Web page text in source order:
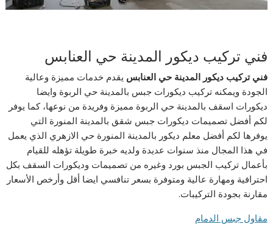
فني تركيب ديكور المدينة حي العنابس
فني تركيب ديكور المدينة حي العنابس يقدم خدمات مميزة وعالية
الجودة ويمكنه تركيب ديكورات جبس بالمدينة حي الربوة وايضا
ديكورات اسقف بالمدينة حي الربوة مميزة وفريدة من نوعها، كما يوفر
لكم أفضل تصميمات ديكورات جبس شقق بالمدينة المنورة التي
يوفرها لكم أفضل معلم ديكور بالمدينة المنورة حي الازهري الذي يعمل
في هذا المجال منذ سنوات عديدة ولديه خبرة طويلة تؤهله للقيام
بأعمال تركيب الجبس بورد وغيره من تصميمات وديكورات السقف بكل
احترافية ومهارة عالية ومتوفرة بسعر تنافسي ايضا أقل وأرخص الأسعار
مقارنة بجودة التركيبات.
مقاول جبس الدمام